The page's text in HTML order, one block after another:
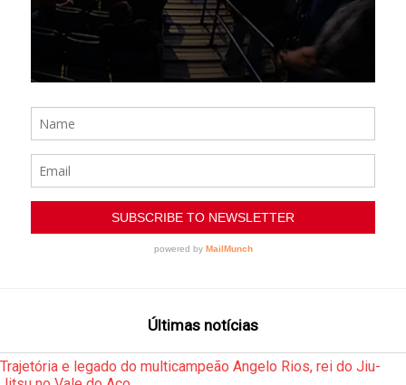
Últimas notícias
Trajetória e legado do multicampeão Angelo Rios, rei do Jiu-